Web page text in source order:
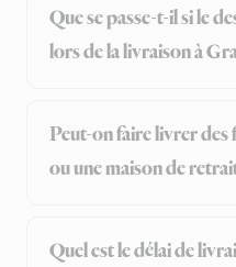
Que se passe-t-il si le
lors de la livraison à
Peut-on faire livrer des
ou une maison de
Quel est le délai de